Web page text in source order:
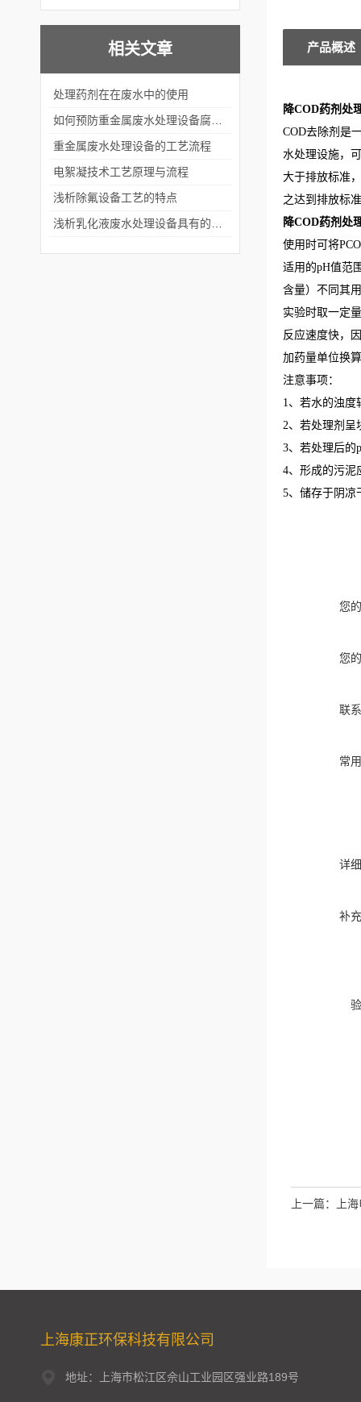
相关文章
处理药剂在在废水中的使用
重金属废水处理设备的工艺流程
电絮凝技术工艺原理与流程
浅析除氟设备工艺的特点
产品概述
降COD药剂处
COD去除剂是
水处理设施，
大于排放标准
之达到排放标
降COD药剂处
使用时可将
适用的pH值范
含量）不同其
实验时取一定
反应速度快，
加药量单位换
注意事项：
1、若水的浊度
2、若处理剂呈
3、若处理后的
4、形成的污泥
5、储存于阴凉
您
您
联
常
详
补
上一篇： 上
上海康正环保科技有限公司
地址：上海市松江区佘山工业园区强业路189号